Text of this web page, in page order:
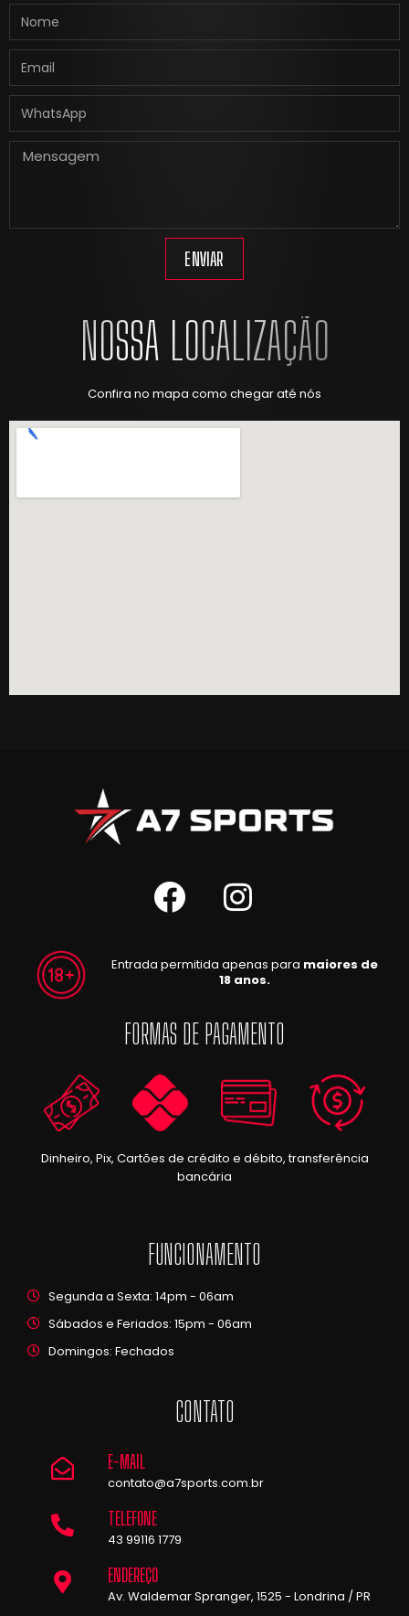
ENVIAR
NOSSA LOCALIZAÇÃO
Confira no mapa como chegar até nós
Entrada permitida apenas para maiores de
18 anos.
FORMAS DE PAGAMENTO
Dinheiro, Pix, Cartões de crédito e débito, transferência
bancária
FUNCIONAMENTO
Segunda a Sexta: 14pm - 06am
Sábados e Feriados: 15pm - 06am
Domingos: Fechados
CONTATO
E-MAIL
contato@a7sports.com.br
TELEFONE
43 99116 1779
ENDEREÇO
Av. Waldemar Spranger, 1525 - Londrina / PR